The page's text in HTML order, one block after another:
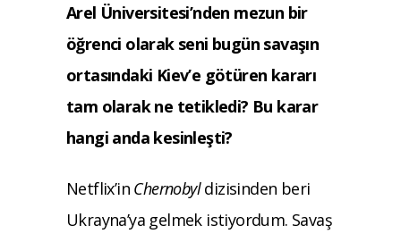
Arel Üniversitesi’nden mezun bir
öğrenci olarak seni bugün savaşın
ortasındaki Kiev’e götüren kararı
tam olarak ne tetikledi? Bu karar
hangi anda kesinleşti?
Netflix’in Chernobyldizisinden beri
Ukrayna’ya gelmek istiyordum. Savaş